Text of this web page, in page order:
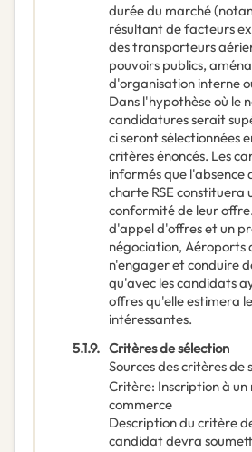
durée du marché
résultant de facteurs
des transporteurs
pouvoirs publics,
d'organisation interne
Dans l'hypothèse où le
candidatures serait
ci seront sélectionnées
critères énoncés. Les
informés que l'absence
charte RSE constituera
conformité de leur
d'appel d'offres et un
négociation, Aéroports
n'engager et conduire
qu'avec les candidats
offres qu'elle estimera
intéressantes.
5.1.9. Critères de sélection
Sources des critères de
Critère: Inscription à
commerce
Description du critère
candidat devra